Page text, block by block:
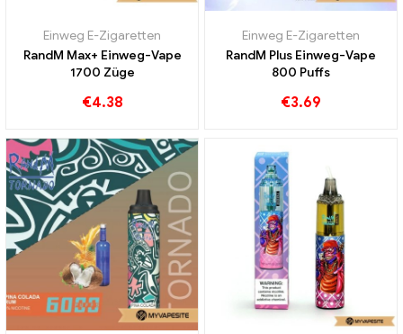
Einweg E-Zigaretten
RandM Max+ Einweg-Vape
1700 Züge
€4.38
Einweg E-Zigaretten
RandM Plus Einweg-Vape
800 Puffs
€3.69